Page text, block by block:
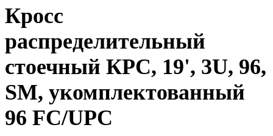
Кросс
распределительный
стоечный КРС, 19', 3U, 96,
SM, укомплектованный
96 FC/UPC